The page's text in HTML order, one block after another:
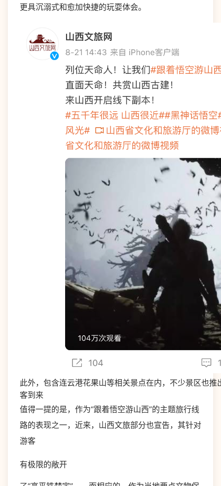
更具沉溺式和愈加快捷的玩耍体会。
此外，包含连云港花果山等相关景点在内，不少景区也
客到来
值得一提的是，作为“跟着悟空游山西”的主题旅行线
路的表现之一，近来，山西文旅部分也宣告，其针对
游客
有极限的敞开